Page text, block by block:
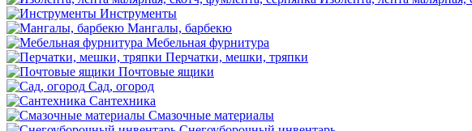
Инструменты
Мангалы, барбекю
Мебельная фурнитура
Перчатки, мешки, тряпки
Почтовые ящики
Сад, огород
Сантехника
Смазочные материалы